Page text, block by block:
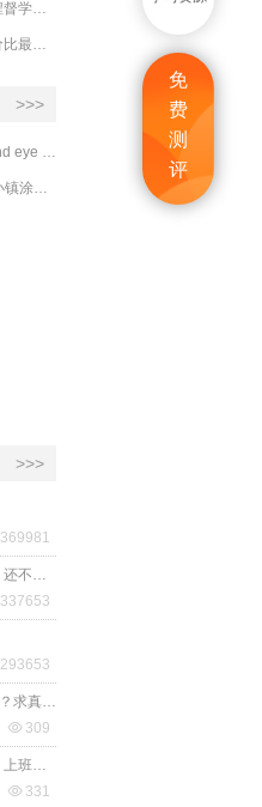
免
费
测
评
>>>
>>>
369981
337653
293653
 309
 331